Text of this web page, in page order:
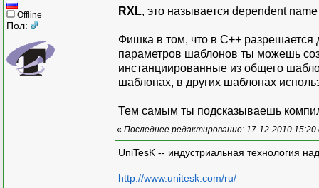
Offline
Пол:
RXL, это называется dependent
Фишка в том, что в С++ разрешается
параметров шаблонов ты можешь
инстанциированные из общего
шаблонах, в других шаблонах
Тем самым ты подсказываешь
« Последнее редактирование: 17-12-2010
UniTesK -- индустриальная технология
http://www.unitesk.com/ru/